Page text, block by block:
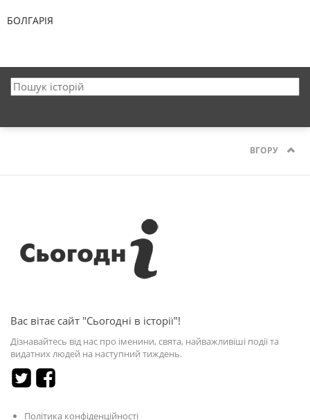
БОЛГАРІЯ
ВГОРУ
Вас вітає сайт "Сьогодні в історії"!
Дізнавайтесь від нас про іменини, свята, найважливіші події та
видатних людей на наступний тиждень.
Політика конфіденційності